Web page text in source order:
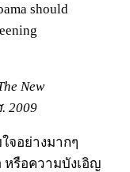
should
New
2009
จอย่างมากๆ
รือความบังเอิญ